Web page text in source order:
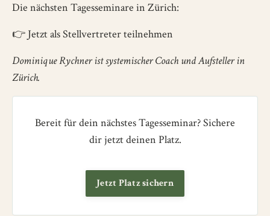
Die nächsten Tagesseminare in Zürich:
👉 Jetzt als Stellvertreter teilnehmen
Dominique Rychner ist systemischer Coach und Aufsteller in
Zürich.
Bereit für dein nächstes Tagesseminar? Sichere
dir jetzt deinen Platz.
Jetzt Platz sichern